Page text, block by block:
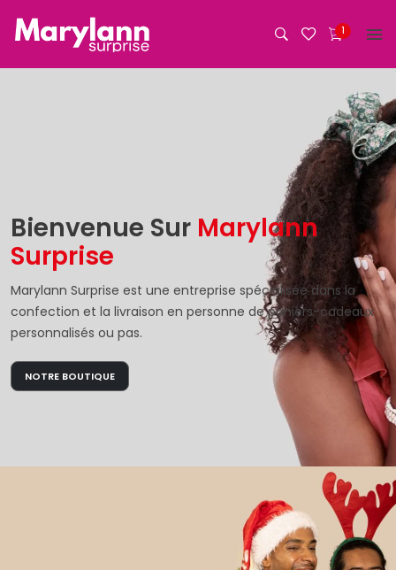
1
Bienvenue Sur Marylann
Surprise
Marylann Surprise est une entreprise spécialisée dans la
confection et la livraison en personne de paniers-cadeaux
personnalisés ou pas.
NOTRE BOUTIQUE